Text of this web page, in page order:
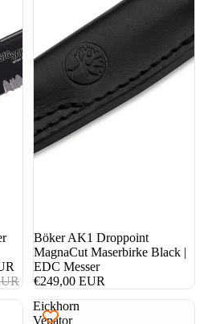
Böker AK1 Droppoint
MagnaCut Maserbirke Black |
EDC Messer
€249,00 EUR
Eickhorn
Venator